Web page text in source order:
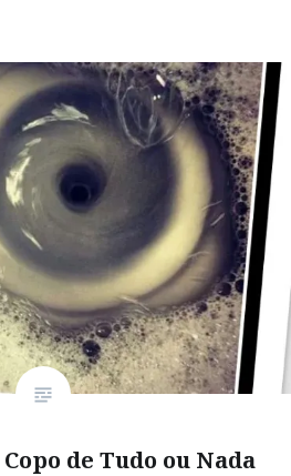
de Tudo ou Nada